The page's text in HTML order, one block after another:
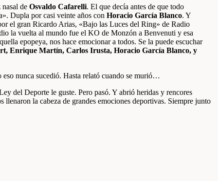
de Osvaldo Cafarelli. El que decía antes de que todo
Dupla por casi veinte años con Horacio García Blanco. Y
el gran Ricardo Arias, «Bajo las Luces del Ring» de Radio
la vuelta al mundo fue el KO de Monzón a Benvenuti y esa
epopeya, nos hace emocionar a todos. Se la puede escuchar
Enrique Martín, Carlos Irusta, Horacio García Blanco, y
nunca sucedió. Hasta relató cuando se murió…
del Deporte le guste. Pero pasó. Y abrió heridas y rencores
la cabeza de grandes emociones deportivas. Siempre junto